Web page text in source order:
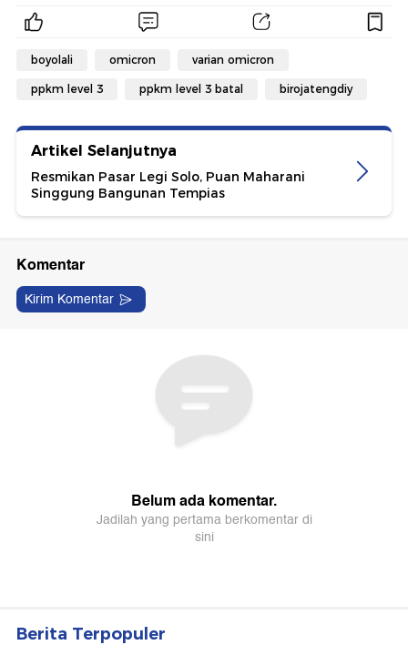
boyolali omicron varian omicron
ppkm level 3 ppkm level 3 batal birojatengdiy
Artikel Selanjutnya
Resmikan Pasar Legi Solo, Puan Maharani
Singgung Bangunan Tempias
Berita Terpopuler